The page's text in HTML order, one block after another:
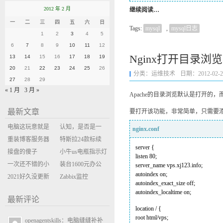
继续阅读…
Tags: mysql , mysql日志
Nginx打开目录浏
分类： 运维技术 日期：2012-02-
Apache的目录浏览默认是打开的
要打开该功能，非常简单，只需要
nginx.conf
server {
listen 80;
server_name vps.xj123.info;
autoindex on;
autoindex_exact_size off;
autoindex_localtime on;
location / {
root html/vps;
2012 年 2 月
一 二 三 四 五 六 日
1 2 3 4 5
6 7 8 9 10 11 12
13 14 15 16 17 18 19
20 21 22 23 24 25 26
27 28 29
« 1 月 3 月 »
最新文章
电脑这玩意就是
缝缝补补的事
认知，是否是一
座大山？当架构
决策变成配置清
单比价
重装博客服务器
环境
特斯拉24款标续
Model Y 2万公里
使用体验
接盘的傻子
小牛us电瓶指示灯
闪三次不上电
一次还不错的小
米售后体验
装台1600元办公
主机
2021好久没更新
Zabbix监控
最新评论
openagentskills：电脑缝缝补补